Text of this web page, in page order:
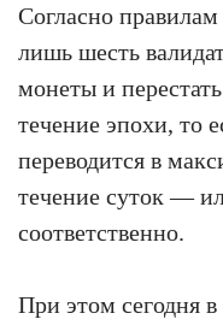
Согласно
лишь шесть
монеты и
течение эпохи, то
переводится в
течение суток —
соответственно.
При этом сегодня в